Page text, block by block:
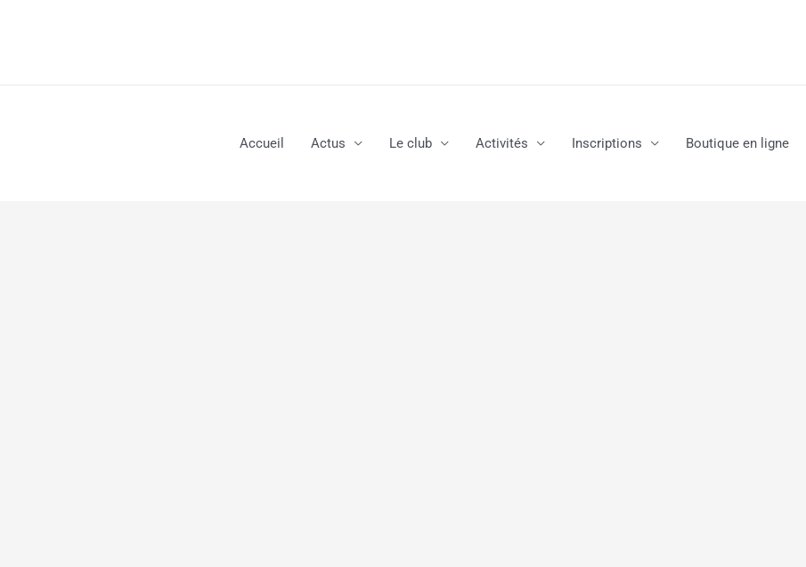
Accueil Actus Le club Activités Inscriptions Boutique en ligne